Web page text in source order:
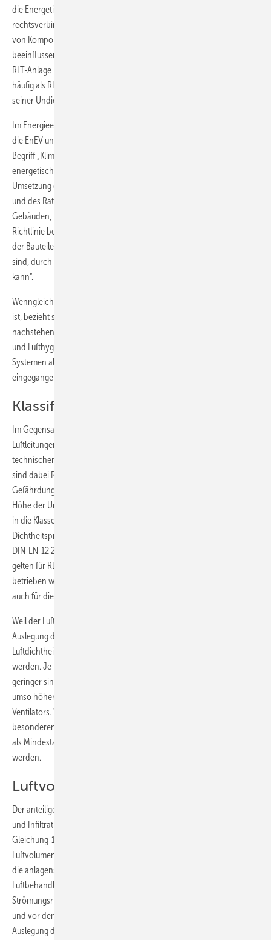
die Energetische Inspektion von Klimaanlagen in Deutschland
rechtsverbindlich eingeführt. Sie umfasst Maßnahmen zur Prüfung
von Komponenten, die den Wirkungsgrad einer Klimaanlage
beeinflussen. Dazu gehört bei einer Klimaanlage auf der Basis einer
RLT-Anlage neben dem Raumlufttechnischen System (RLT-System –
häufig als RLT-Gerät bezeichnet) auch das Luftleitungssystem mit
seiner Undichtheit.
Im Energieeinsparungsgesetz (EnEG) als Ermächtigungsgrundlage für
die EnEV und in der EnEV selbst findet sich keine Definition für den
Begriff „Klimaanlage“. Die Einführung der Pflicht zur regelmäßigen
energetischen Inspektion von Klimaanlagen basiert auf der
Umsetzung der Richtlinie 2010/31/EU des Europäischen Parlaments
und des Rates vom 19. Mai 2010 über die Gesamtenergieeffizienz von
Gebäuden, kurz EU-Gebäuderichtlinie oder EPBD. Im Sinne dieser
Richtlinie bezeichnet der Ausdruck Klimaanlage „eine Kombination
der Bauteile, die für eine Form der Raumluftbehandlung erforderlich
sind, durch die die Temperatur geregelt wird oder gesenkt werden
kann“.
Wenngleich diese Legaldefinition für Klimatechniker unbefriedigend
ist, bezieht sie die Undichtheit von Luftleitungssystemen ein, auf die
nachstehend unter den Gesichtspunkten Energieeffizienz, Luftqualität
und Lufthygiene eingegangen wird. Auf die Undichtheit von RLT-
Systemen als Thema mit speziellen Ausprägungen wird hier nicht
eingegangen.
Klassifizierung der Undichtheit
Im Gegensatz zu wasser- und gasführenden Medienleitungen dürfen
Luftleitungen von RLT-Anlagen nach den Empfehlungen der
technischen Regelwerke eine Undichtheit aufweisen. Ausgenommen
sind dabei RLT-Anlagen, bei denen von der geförderten Luft ein
Gefährdungspotenzial für die Gesundheit des Menschen ausgeht. Die
Höhe der Undichtheit wird bei rechteckigen und runden Luftleitungen
in die Klassen A bis D unterteilt. Die Klassifizierung und
Dichtheitsprüfung ist in DIN EN 1507 [2] für rechteckige
DIN EN 12 237 [3] für runde
gelten für RLT-Anlagen, die im Überdruck oder im Unterdruck
betrieben werden. Nach DIN EN 13 779 [4] gilt diese Klassifizierung
auch für die weiteren Bauteile im Luftleitungssystem.
Weil der Luftleckagevolumenstrom
Auslegung des Ventilators ist, muss bereits in der Planungsphase die
Luftdichtheitsklasse zwischen Planer und Betreiber vereinbart
werden. Je niedriger die Luftdichtheitsklasse gewählt wird, desto
geringer sind die Investitionskosten für das Luftleitungssystem, aber
umso höher sind die Kosten für die elektrische Antriebsenergie des
Ventilators. Wurde keine Vereinbarung getroffen und sind keine
besonderen Anforderungen an das Luftleitungssystem gestellt, sollte
als Mindestanforderung die Luftdichtheitsklasse B angenommen
werden.
Luftvolumenstrom-Berechnung
Der anteilige Luftvolumenstrom in der Luftleitung (q
und Infiltration wird nach DIN EN 15 242 [7] berechnet, siehe
Gleichung 1. Dieser muss zusätzlich zum erforderlichen
Luftvolumenstrom berücksichtigt (addiert) werden. Weiterhin müssen
die anlagenspezifischen Volumenstromanteile durch die Leckage der
Luftbehandlungskomponenten des RLT-Systems in
Strömungsrichtung nach dem Zuluftventilator, wie Dampfbefeuchtung
und vor dem Abluftventilator wie Wärmerückgewinnung (WRG) in die
Auslegung des Ventilatorssystems einfließen. Auf diese